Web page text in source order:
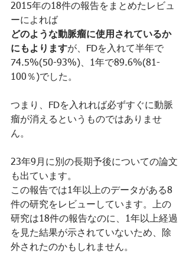
2015年の18件の報告をまとめたレビュ
ーによれば
どのような動脈瘤に使用されているか
にもよりますが、FDを入れて半年で
74.5%(50-93%)、1年で89.6%(81-
100％)でした。
つまり、FDを入れれば必ずすぐに動脈
瘤が消えるというものではありませ
ん。
23年9月に別の長期予後についての論文
も出ています。
この報告では1年以上のデータがある8
件の研究をレビューしています。上の
研究は18件の報告なのに、1年以上経過
を見た結果が示されていないため、除
外されたのかもしれません。